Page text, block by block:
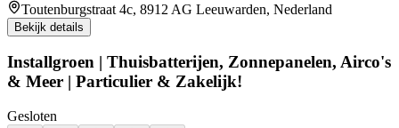
Toutenburgstraat 4c, 8912 AG Leeuwarden, Nederland
Bekijk details
Installgroen | Thuisbatterijen, Zonnepanelen, Airco's
& Meer | Particulier & Zakelijk!
Gesloten